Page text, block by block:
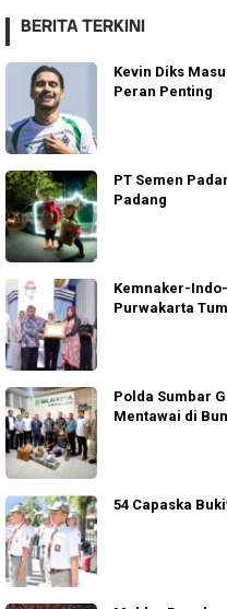
BERITA TERKINI
Kevin Diks
Peran Penting
PT Semen
Padang
Kemnaker-
Purwakarta
Polda Sumbar
Mentawai di
54 Capaska